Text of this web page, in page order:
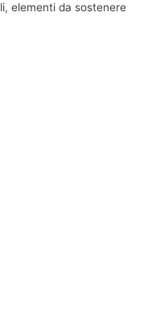
elementi da sostenere